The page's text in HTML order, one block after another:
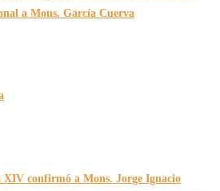
a Mons. García Cuerva
XIV confirmó a Mons. Jorge Ignacio